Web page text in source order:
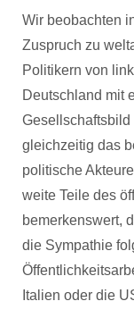
Wir beobachten
Zuspruch zu
Politikern von
Deutschland mit
Gesellschaftsbild
gleichzeitig das
politische
weite Teile des
bemerkenswert,
die Sympathie
Italien oder die